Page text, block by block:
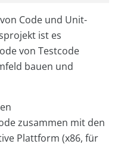
Code und Unit-
ist es
von Testcode
bauen und
zusammen mit den
Plattform (x86, für